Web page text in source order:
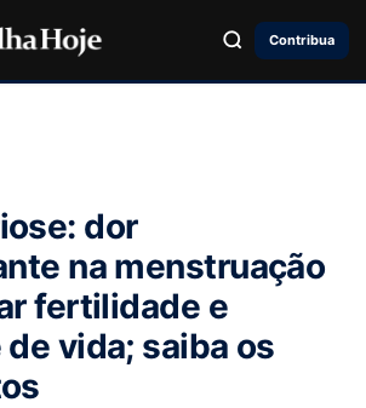
Contribua
dor
na menstruação
fertilidade e
vida; saiba os